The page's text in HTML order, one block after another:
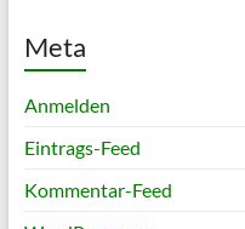
Meta
Anmelden
Eintrags-Feed
Kommentar-Feed